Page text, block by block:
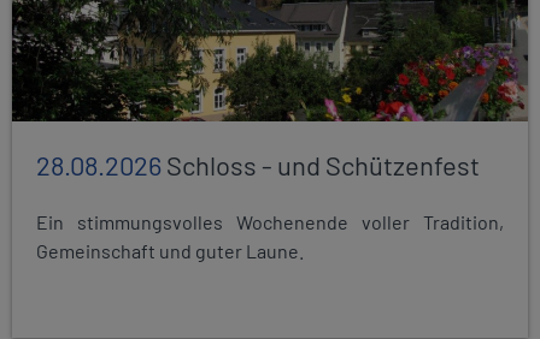
28.08.2026Schloss - und Schützenfest
Ein stimmungsvolles Wochenende voller Tradition,
Gemeinschaft und guter Laune.